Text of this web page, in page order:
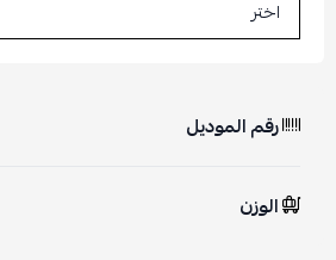
رقم الموديل
الوزن